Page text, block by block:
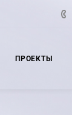
ПРОЕКТЫ